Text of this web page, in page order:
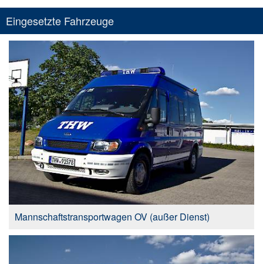
Eingesetzte Fahrzeuge
Mannschaftstransportwagen OV (außer Dienst)